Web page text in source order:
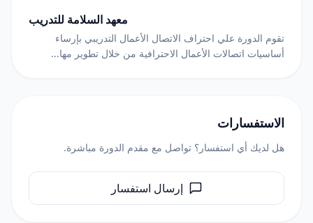
معهد السلامة للتدريب
تقوم الدورة علي احتراف الاتصال الأعمال التدريبي بإرساء
أساسيات اتصالات الأعمال الاحترافية من خلال تطوير مها...
الاستفسارات
هل لديك أي استفسار؟ تواصل مع مقدم الدورة مباشرة.
إرسال استفسار